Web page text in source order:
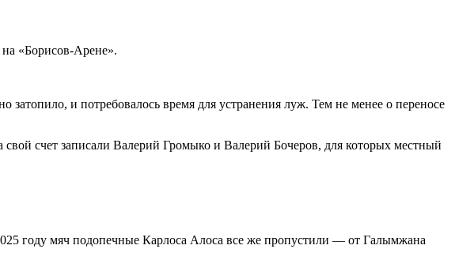
«Борисов-Арене».
затопило, и потребовалось время для устранения луж. Тем не менее о переносе
счет записали Валерий Громыко и Валерий Бочеров, для которых местный
году мяч подопечные Карлоса Алоса все же пропустили — от Галымжана